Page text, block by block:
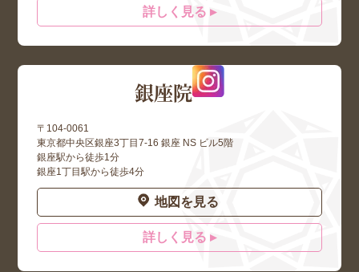
詳しく見る ▸
銀座院
〒104-0061
東京都中央区銀座3丁目7-16 銀座 NS ビル5階
銀座駅から徒歩1分
銀座1丁目駅から徒歩4分
地図を見る
詳しく見る ▸